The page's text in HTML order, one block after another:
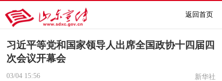
返回首页
习近平等党和国家领导人出席全国政协十四届四
次会议开幕会
03/04 15:56 新华社